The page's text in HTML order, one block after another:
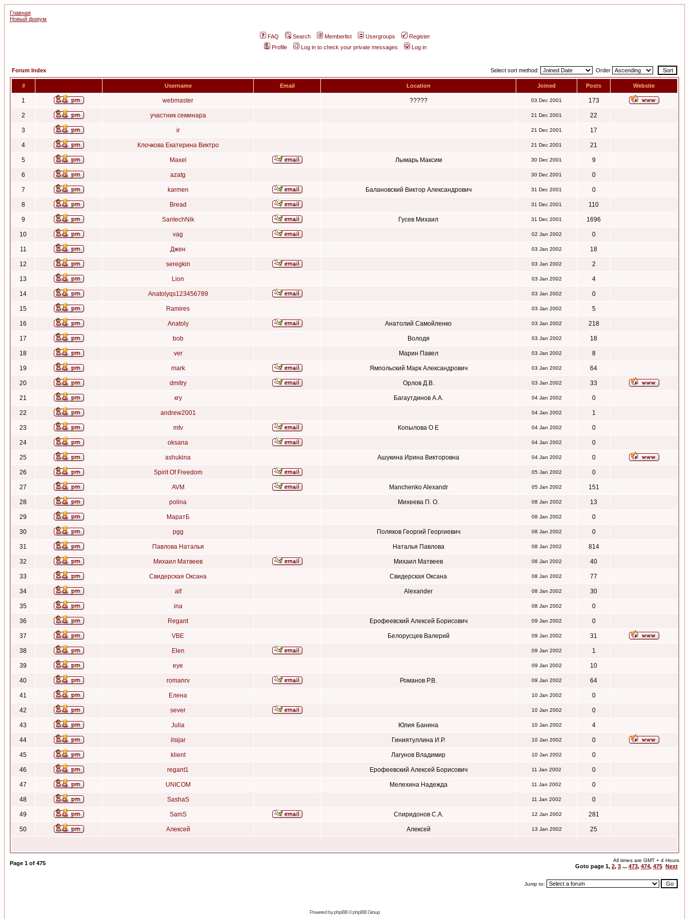
Главная
Новый форум
FAQ Search Memberlist Usergroups
Register
Profile
Log in to check your private messages Log in
Forum Index Select sort method: Order
# Username Email Location Joined Posts Website
1 webmaster ????? 03 Dec 2001 173
2 участник семинара 21 Dec 2001 22
3 ir 21 Dec 2001 17
4 Клочкова Екатерина Виктро 21 Dec 2001 21
5 Maxel Лымарь Максим 30 Dec 2001 9
6 azatg 30 Dec 2001 0
7 karmen Балановский Виктор Александрович 31 Dec 2001 0
8 Bread 31 Dec 2001 110
9 SantechNik Гусев Михаил 31 Dec 2001 1696
10 vag 02 Jan 2002 0
11 Джен 03 Jan 2002 18
12 seregkin 03 Jan 2002 2
13 Lion 03 Jan 2002 4
14 Anatolyqs123456789 03 Jan 2002 0
15 Ramires 03 Jan 2002 5
16 Anatoly Анатолий Самойленко 03 Jan 2002 218
17 bob Володя 03 Jan 2002 18
18 ver Марин Павел 03 Jan 2002 8
19 mark Ямпольский Марк Александрович 03 Jan 2002 64
20 dmitry Орлов Д.В. 03 Jan 2002 33
21 кгу Багаутдинов А.А. 04 Jan 2002 0
22 andrew2001 04 Jan 2002 1
23 mtv Копылова О Е 04 Jan 2002 0
24 oksana 04 Jan 2002 0
25 ashukina Ашукина Ирина Викторовна 04 Jan 2002 0
26 Spirit Of Freedom 05 Jan 2002 0
27 AVM Manchenko Alexandr 05 Jan 2002 151
28 polina Михеева П. О. 08 Jan 2002 13
29 МаратБ 08 Jan 2002 0
30 pgg Поляков Георгий Георгиевич 08 Jan 2002 0
31 Павлова Наталья Наталья Павлова 08 Jan 2002 814
32 Михаил Матвеев Михаил Матвеев 08 Jan 2002 40
33 Свидерская Оксана Свидерская Оксана 08 Jan 2002 77
34 alf Alexander 08 Jan 2002 30
35 ina 08 Jan 2002 0
36 Regant Ерофеевский Алексей Борисович 09 Jan 2002 0
37 VBE Белорусцев Валерий 09 Jan 2002 31
38 Elen 09 Jan 2002 1
39 eye 09 Jan 2002 10
40 romanrv Романов Р.В. 09 Jan 2002 64
41 Елена 10 Jan 2002 0
42 sever 10 Jan 2002 0
43 Julia Юлия Банина 10 Jan 2002 4
44 ilsijar Гиниятуллина И.Р. 10 Jan 2002 0
45 klient Лагунов Владимир 10 Jan 2002 0
46 regant1 Ерофеевский Алексей Борисович 11 Jan 2002 0
47 UNICOM Мелехина Надежда 11 Jan 2002 0
48 SashaS 11 Jan 2002 0
49 SamS Спиридонов С.А. 12 Jan 2002 281
50 Алексей Алексей 13 Jan 2002 25
Page 1 of 475 All times are GMT + 4 Hours
Goto page 1, 2, 3 ... 473, 474, 475 Next
Jump to:
Powered byphpBB© phpBB Group